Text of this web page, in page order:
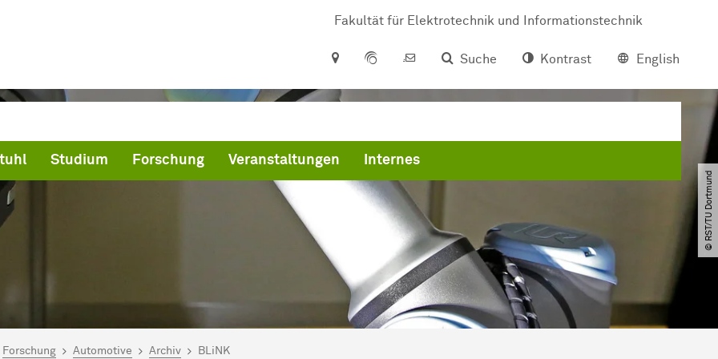
Fakultät für Elektrotechnik und Informationstechnik
Suche
Kontrast English
Studium Forschung Veranstaltungen Internes
© RST​/​TU Dortmund
hier:
Forschung Automotive Archiv BLiNK